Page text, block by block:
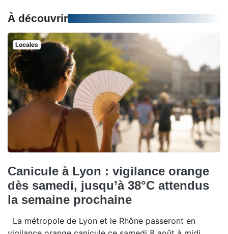
À découvrir
Locales
Canicule à Lyon : vigilance orange
dès samedi, jusqu’à 38°C attendus
la semaine prochaine
La métropole de Lyon et le Rhône passeront en